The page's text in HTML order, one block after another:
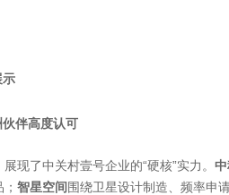
示
伴高度认可
现了中关村壹号企业的“硬核”实力。
；智星空间 围绕卫星设计制造、频率申